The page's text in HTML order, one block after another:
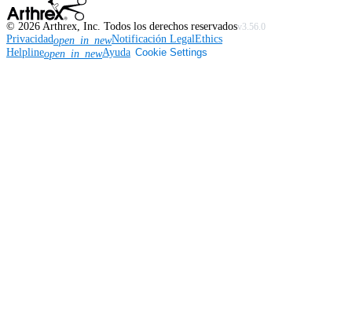
© 2026 Arthrex, Inc. Todos los derechos reservadosv3.56.0
Privacidadopen_in_newNotificación LegalEthics
Helplineopen_in_newAyuda Cookie Settings